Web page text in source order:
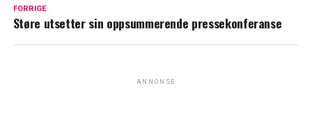
FORRIGE
Støre utsetter sin oppsummerende pressekonferanse
ANNONSE